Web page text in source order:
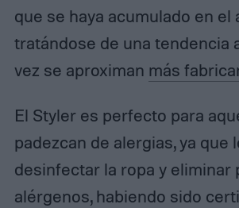
que se haya acumulado en el
tratándose de una tendencia
vez se aproximan más
El Styler es perfecto para
padezcan de alergias, ya que
desinfectar la ropa y eliminar
alérgenos, habiendo sido